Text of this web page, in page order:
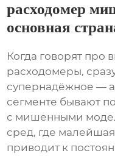
расходомер
основная
Когда говорят про
расходомеры,
супернадёжное —
сегменте бывают
с мишенными
сред, где
приводит к